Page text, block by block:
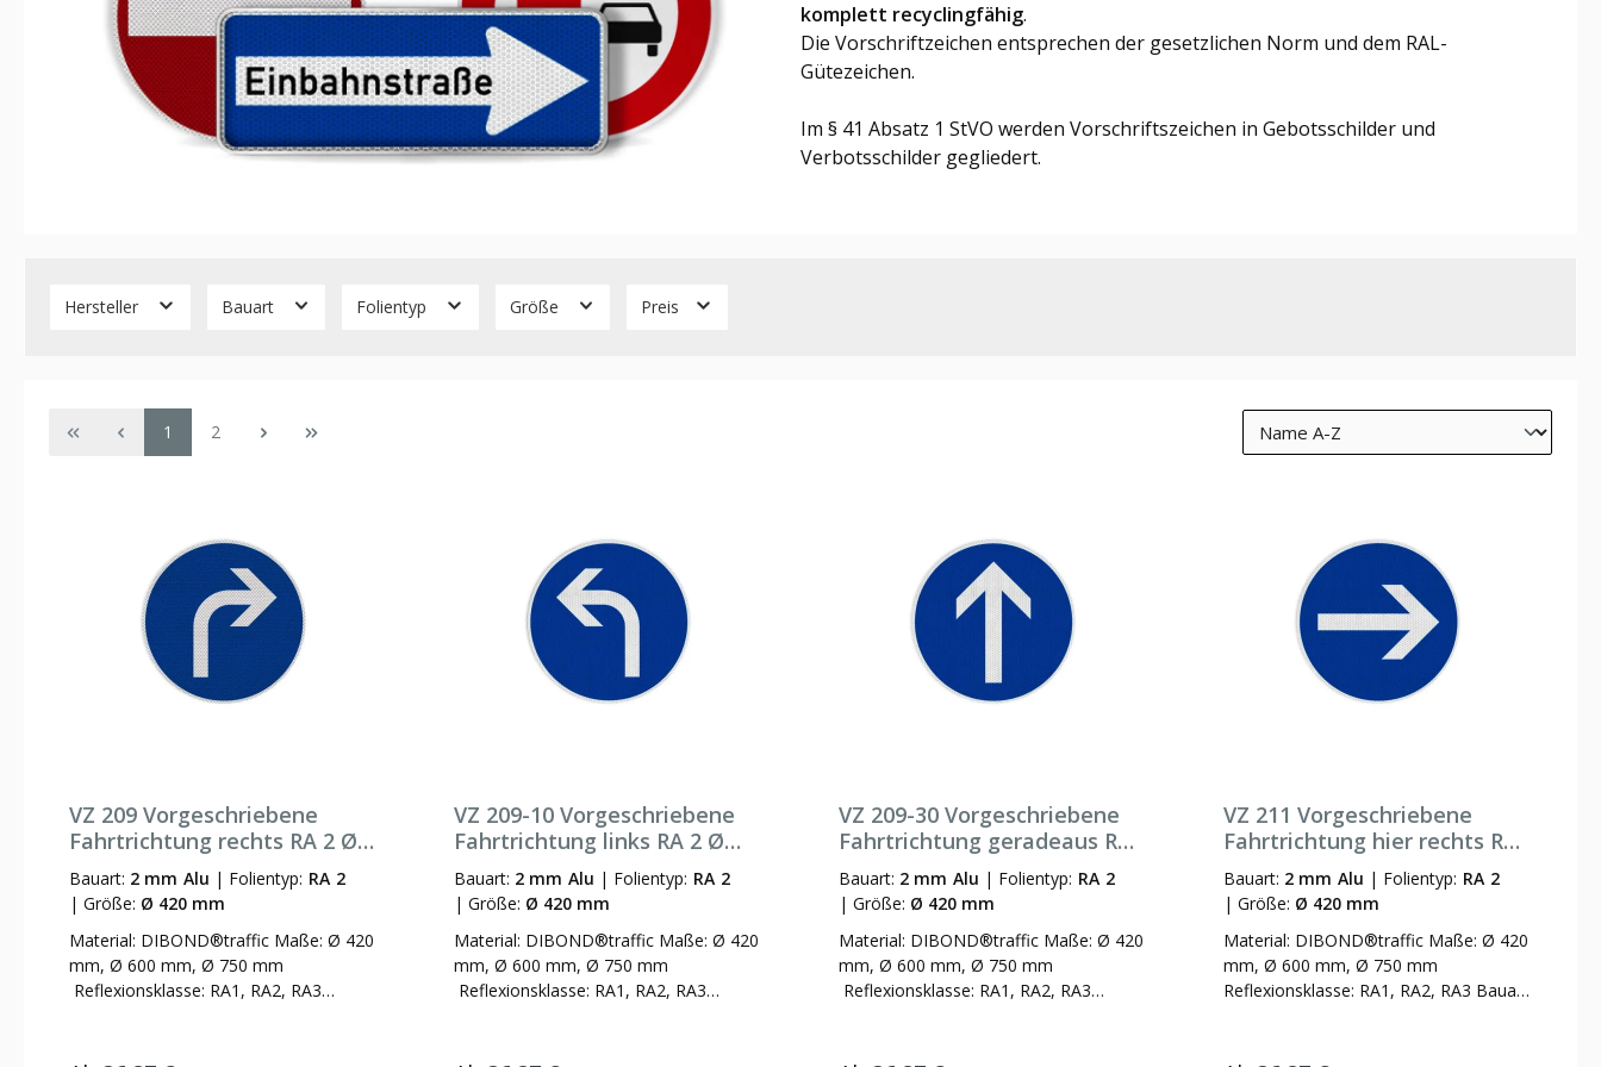
komplett recyclingfähig.
Die Vorschriftzeichen entsprechen der gesetzlichen Norm und dem RAL-
Gütezeichen.
Im § 41 Absatz 1 StVO werden Vorschriftszeichen in Gebotsschilder und
Verbotsschilder gegliedert.
Hersteller Bauart Folientyp Größe Preis
Seite
1 Seite
2
VZ 209 Vorgeschriebene
Fahrtrichtung rechts RA 2 Ø
420 mm 2 mm Alu
Bauart: 2 mm Alu | Folientyp: RA 2
| Größe: Ø 420 mm
Material: DIBOND®traffic Maße: Ø 420
mm, Ø 600 mm, Ø 750 mm
Reflexionsklasse: RA1, RA2, RA3
VZ 209-10 Vorgeschriebene
Fahrtrichtung links RA 2 Ø
420 mm 2 mm Alu
Bauart: 2 mm Alu | Folientyp: RA 2
| Größe: Ø 420 mm
Material: DIBOND®traffic Maße: Ø 420
mm, Ø 600 mm, Ø 750 mm
Reflexionsklasse: RA1, RA2, RA3
VZ 209-30 Vorgeschriebene
Fahrtrichtung geradeaus RA
2 Ø 420 mm 2 mm Alu
Bauart: 2 mm Alu | Folientyp: RA 2
| Größe: Ø 420 mm
Material: DIBOND®traffic Maße: Ø 420
mm, Ø 600 mm, Ø 750 mm
Reflexionsklasse: RA1, RA2, RA3
VZ 211 Vorgeschriebene
Fahrtrichtung hier rechts RA
2 Ø 420 mm 2 mm Alu
Bauart: 2 mm Alu | Folientyp: RA 2
| Größe: Ø 420 mm
Material: DIBOND®traffic Maße: Ø 420
mm, Ø 600 mm, Ø 750 mm
Reflexionsklasse: RA1, RA2, RA3 Bauart: